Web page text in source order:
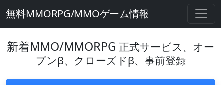
無料MMORPG/MMOゲーム情報
新着MMO/MMORPG 正式サービス、オー
プンβ、クローズドβ、事前登録